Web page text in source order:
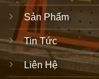
Sản Phẩm
Tin Tức
Liên Hệ